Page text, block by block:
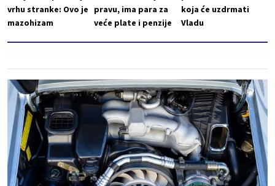
vrhu stranke: Ovo je
mazohizam
pravu, ima para za
veće plate i penzije
koja će uzdrmati
Vladu